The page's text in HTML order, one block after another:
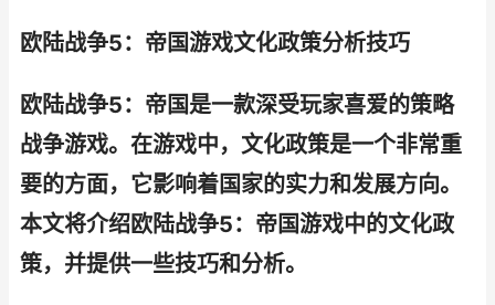
欧陆战争5：帝国游戏文化政策分析技巧
欧陆战争5：帝国是一款深受玩家喜爱的策略
战争游戏。在游戏中，文化政策是一个非常重
要的方面，它影响着国家的实力和发展方向。
本文将介绍欧陆战争5：帝国游戏中的文化政
策，并提供一些技巧和分析。